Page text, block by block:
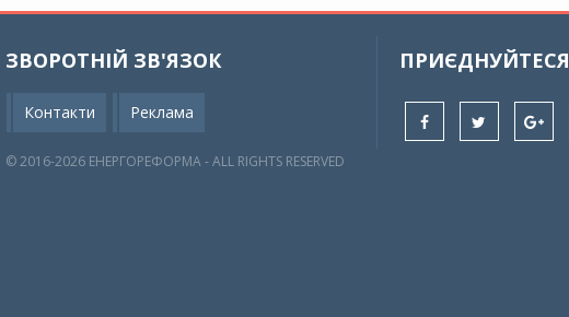
ЗВОРОТНІЙ ЗВ'ЯЗОК
Контакти Реклама
ПРИЄДНУЙТЕСЯ
© 2016-2026 EНЕРГОРЕФОРМА - ALL RIGHTS RESERVED